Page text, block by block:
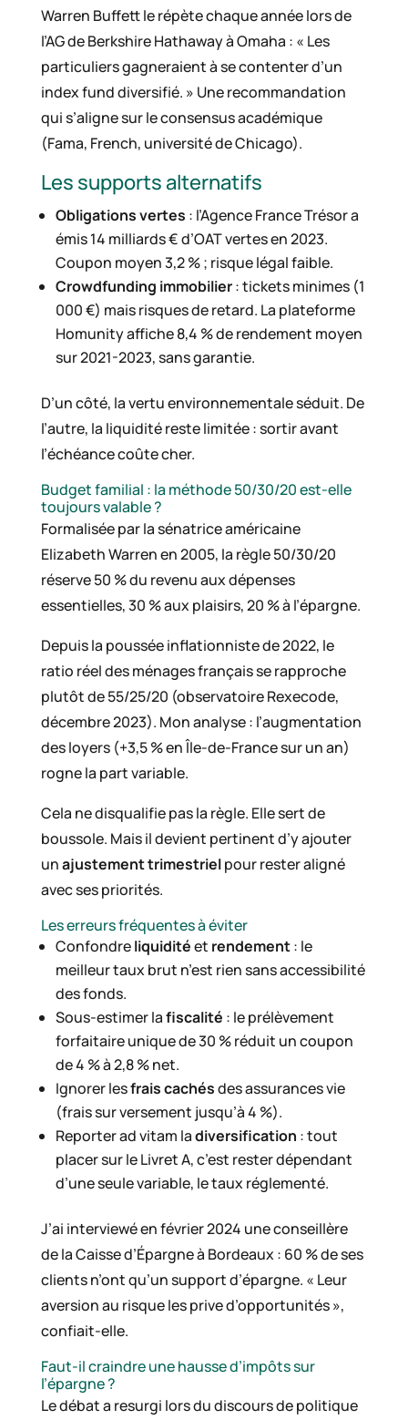
Warren Buffett le répète chaque année lors de
l’AG de Berkshire Hathaway à Omaha : « Les
particuliers gagneraient à se contenter d’un
index fund diversifié. » Une recommandation
qui s’aligne sur le consensus académique
(Fama, French, université de Chicago).
Les supports alternatifs
Obligations vertes : l’Agence France Trésor a
émis 14 milliards € d’OAT vertes en 2023.
Coupon moyen 3,2 % ; risque légal faible.
Crowdfunding immobilier: tickets minimes (1
000 €) mais risques de retard. La plateforme
Homunity affiche 8,4 % de rendement moyen
sur 2021-2023, sans garantie.
D’un côté, la vertu environnementale séduit. De
l’autre, la liquidité reste limitée : sortir avant
l’échéance coûte cher.
Budget familial : la méthode 50/30/20 est-elle
toujours valable ?
Formalisée par la sénatrice américaine
Elizabeth Warren en 2005, la règle 50/30/20
réserve 50 % du revenu aux dépenses
essentielles, 30 % aux plaisirs, 20 % à l’épargne.
Depuis la poussée inflationniste de 2022, le
ratio réel des ménages français se rapproche
plutôt de 55/25/20 (observatoire Rexecode,
décembre 2023). Mon analyse : l’augmentation
des loyers (+3,5 % en Île-de-France sur un an)
rogne la part variable.
Cela ne disqualifie pas la règle. Elle sert de
boussole. Mais il devient pertinent d’y ajouter
unajustement trimestrielpour rester aligné
avec ses priorités.
Les erreurs fréquentes à éviter
Confondreliquiditéet rendement: le
meilleur taux brut n’est rien sans accessibilité
des fonds.
Sous-estimer lafiscalité : le prélèvement
forfaitaire unique de 30 % réduit un coupon
de 4 % à 2,8 % net.
Ignorer lesfrais cachésdes assurances vie
(frais sur versement jusqu’à 4 %).
Reporter ad vitam ladiversification : tout
placer sur le Livret A, c’est rester dépendant
d’une seule variable, le taux réglementé.
J’ai interviewé en février 2024 une conseillère
de la Caisse d’Épargne à Bordeaux : 60 % de ses
clients n’ont qu’un support d’épargne. « Leur
aversion au risque les prive d’opportunités »,
confiait-elle.
Faut-il craindre une hausse d’impôts sur
l’épargne ?
Le débat a resurgi lors du discours de politique